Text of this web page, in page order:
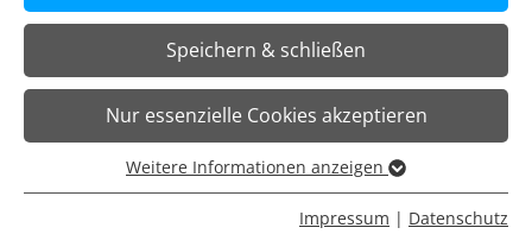
Projekte
Badewelt | Sinsheim
64.000m² zum Wohlfühlen
Speichern & schließen
Nur essenzielle Cookies akzeptieren
Essenziell
Essenzielle Cookies werden für grundlegende Funktionen
Weitere Informationen anzeigen
Impressum | Datenschutz